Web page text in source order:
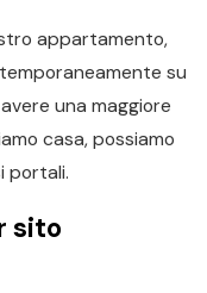
appartamento,
su
una maggiore
casa, possiamo
portali.
sito